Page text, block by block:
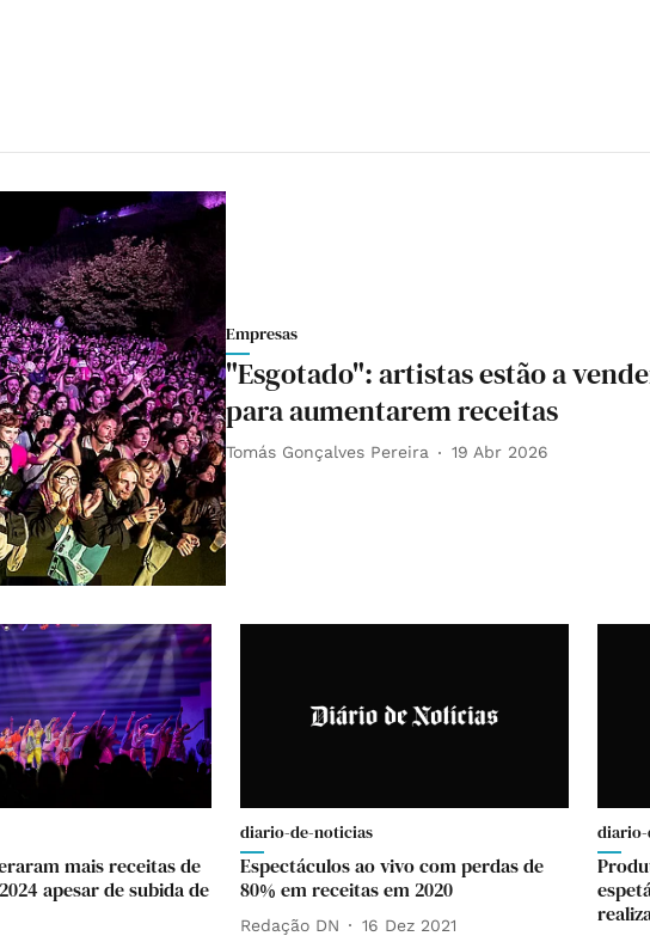
Empresas
"Esgotado": artistas estão a
para aumentarem receitas
Tomás Gonçalves Pereira 19 Abr 2026
mais receitas de
apesar de subida de
diario-de-noticias
Espectáculos ao vivo com perdas de
80% em receitas em 2020
Redação DN 16 Dez 2021